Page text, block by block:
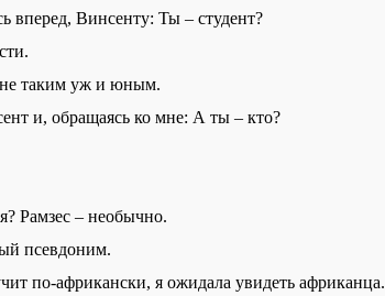
вперед, Винсенту: Ты – студент?
таким уж и юным.
и, обращаясь ко мне: А ты – кто?
Рамзес – необычно.
псевдоним.
по-африкански, я ожидала увидеть африканца.